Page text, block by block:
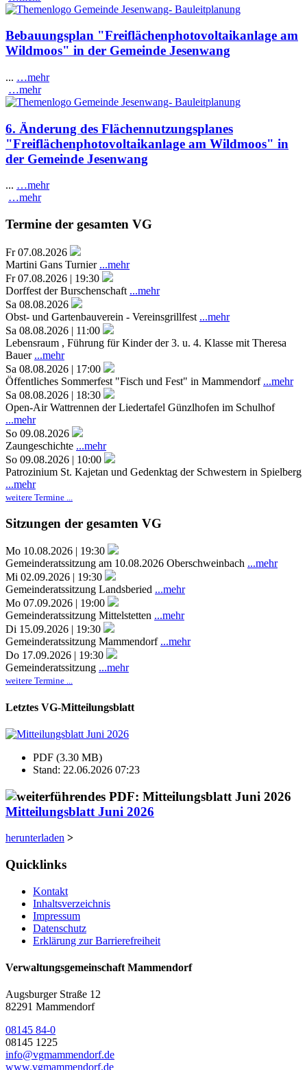
Bebauungsplan "Freiflächenphotovoltaikanlage am
Wildmoos" in der Gemeinde Jesenwang
... …mehr
…mehr
6. Änderung des Flächennutzungsplanes
"Freiflächenphotovoltaikanlage am Wildmoos" in
der Gemeinde Jesenwang
... …mehr
…mehr
Termine der gesamten VG
Fr 07.08.2026
Martini Gans Turnier ...mehr
Fr 07.08.2026 | 19:30
Dorffest der Burschenschaft ...mehr
Sa 08.08.2026
Obst- und Gartenbauverein - Vereinsgrillfest ...mehr
Sa 08.08.2026 | 11:00
Lebensraum , Führung für Kinder der 3. u. 4. Klasse mit Theresa
Bauer ...mehr
Sa 08.08.2026 | 17:00
Öffentliches Sommerfest "Fisch und Fest" in Mammendorf ...mehr
Sa 08.08.2026 | 18:30
Open-Air Wattrennen der Liedertafel Günzlhofen im Schulhof
...mehr
So 09.08.2026
Zaungeschichte ...mehr
So 09.08.2026 | 10:00
Patrozinium St. Kajetan und Gedenktag der Schwestern in Spielberg
...mehr
weitere Termine ...
Sitzungen der gesamten VG
Mo 10.08.2026 | 19:30
Gemeinderatssitzung am 10.08.2026 Oberschweinbach ...mehr
Mi 02.09.2026 | 19:30
Gemeinderatssitzung Landsberied ...mehr
Mo 07.09.2026 | 19:00
Gemeinderatssitzung Mittelstetten ...mehr
Di 15.09.2026 | 19:30
Gemeinderatssitzung Mammendorf ...mehr
Do 17.09.2026 | 19:30
Gemeinderatssitzung ...mehr
weitere Termine ...
Letztes VG-Mitteilungsblatt
PDF (3.30 MB)
Stand: 22.06.2026 07:23
Mitteilungsblatt Juni 2026
herunterladen >
Quicklinks
Kontakt
Inhaltsverzeichnis
Impressum
Datenschutz
Erklärung zur Barrierefreiheit
Verwaltungsgemeinschaft Mammendorf
Augsburger Straße 12
82291 Mammendorf
08145 84-0
08145 1225
info@vgmammendorf.de
www.vgmammendorf.de